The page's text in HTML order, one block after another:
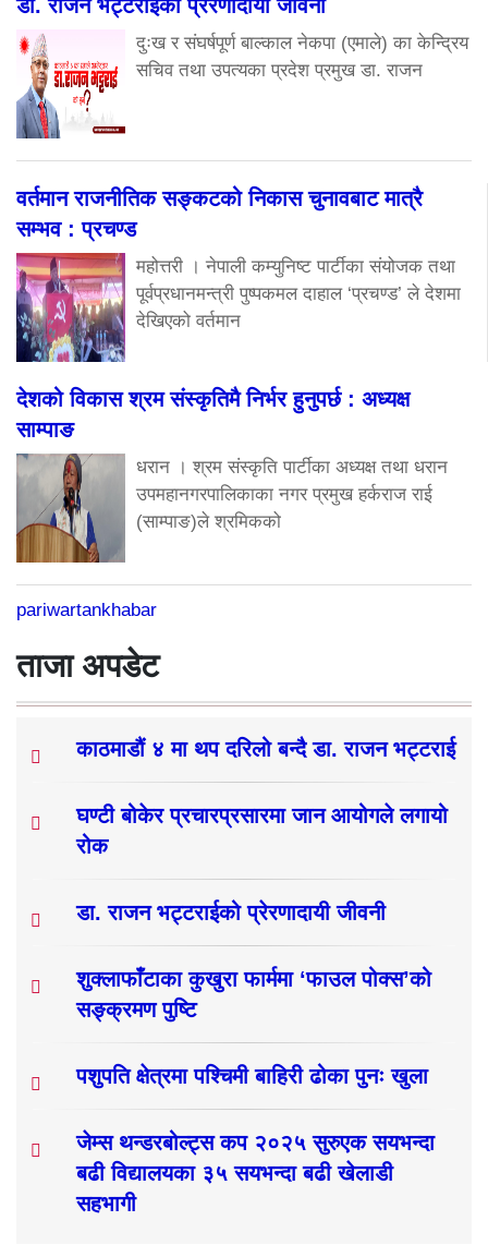
डा. राजन भट्टराईको प्रेरणादायी जीवनी
दुःख र संघर्षपूर्ण बाल्काल नेकपा (एमाले) का केन्द्रिय
सचिव तथा उपत्यका प्रदेश प्रमुख डा. राजन
वर्तमान राजनीतिक सङ्कटको निकास चुनावबाट मात्रै
सम्भव : प्रचण्ड
महोत्तरी । नेपाली कम्युनिष्ट पार्टीका संयोजक तथा
पूर्वप्रधानमन्त्री पुष्पकमल दाहाल ‘प्रचण्ड’ ले देशमा
देखिएको वर्तमान
देशको विकास श्रम संस्कृतिमै निर्भर हुनुपर्छ : अध्यक्ष
साम्पाङ
धरान । श्रम संस्कृति पार्टीका अध्यक्ष तथा धरान
उपमहानगरपालिकाका नगर प्रमुख हर्कराज राई
(साम्पाङ)ले श्रमिकको
pariwartankhabar
ताजा अपडेट
काठमाडौं ४ मा थप दरिलो बन्दै डा. राजन भट्टराई
घण्टी बोकेर प्रचारप्रसारमा जान आयोगले लगायो
रोक
डा. राजन भट्टराईको प्रेरणादायी जीवनी
शुक्लाफाँटाका कुखुरा फार्ममा ‘फाउल पोक्स’को
सङ्क्रमण पुष्टि
पशुपति क्षेत्रमा पश्चिमी बाहिरी ढोका पुनः खुला
जेम्स थन्डरबोल्ट्स कप २०२५ सुरुएक सयभन्दा
बढी विद्यालयका ३५ सयभन्दा बढी खेलाडी
सहभागी